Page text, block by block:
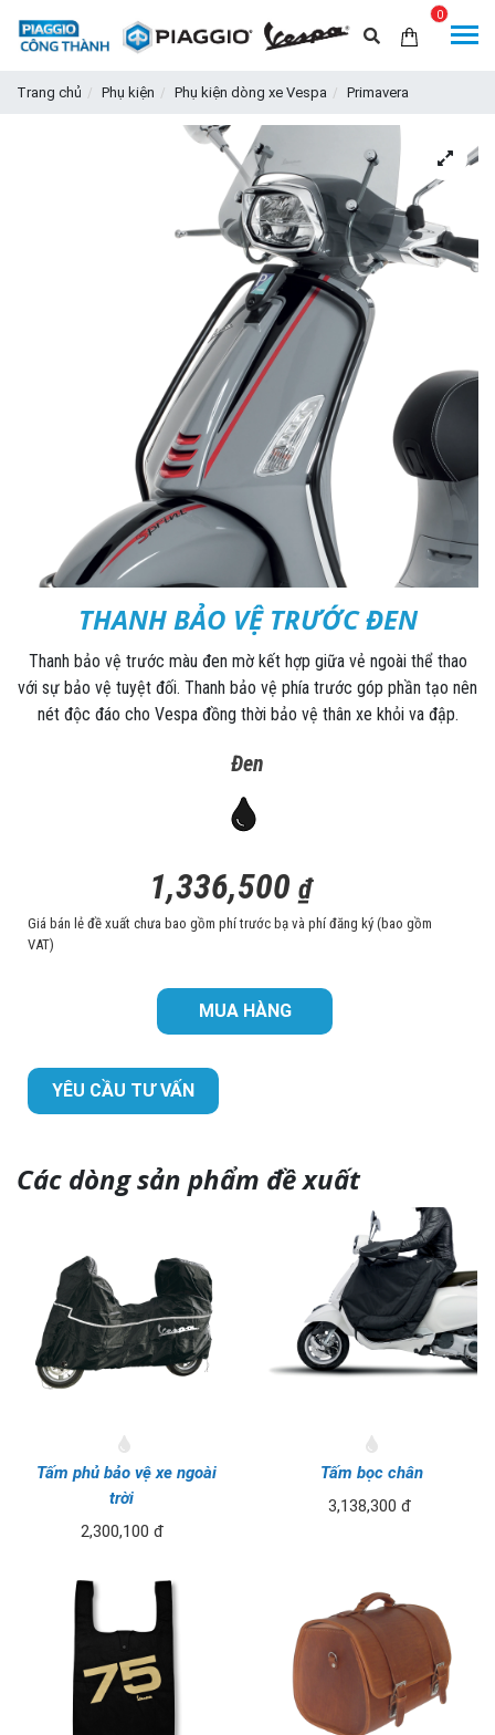
0
Trang chủ Phụ kiện Phụ kiện dòng xe Vespa Primavera
THANH BẢO VỆ TRƯỚC ĐEN
Thanh bảo vệ trước màu đen mờ kết hợp giữa vẻ ngoài thể thao
với sự bảo vệ tuyệt đối. Thanh bảo vệ phía trước góp phần tạo nên
nét độc đáo cho Vespa đồng thời bảo vệ thân xe khỏi va đập.
Đen
1,336,500 ₫
Giá bán lẻ đề xuất chưa bao gồm phí trước bạ và phí đăng ký (bao gồm
VAT)
MUA HÀNG
YÊU CẦU TƯ VẤN
Các dòng sản phẩm đề xuất
Tấm phủ bảo vệ xe ngoài
trời
2,300,100 đ
Tấm bọc chân
3,138,300 đ